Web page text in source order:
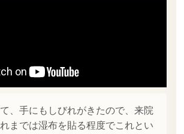
、手にもしびれがきたので、来院
までは湿布を貼る程度でこれとい